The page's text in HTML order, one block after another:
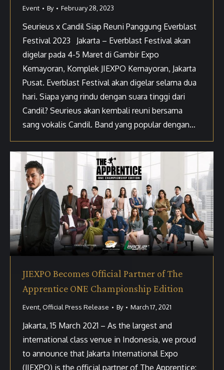
Event By February 28, 2023
Seurieus x Candil Siap Reuni Panggung Everblast
Festival 2023 Jakarta – Everblast Festival akan
digelar pada 4-5 Maret di Gambir Expo
Kemayoran, Komplek JIEXPO Kemayoran, Jakarta
Pusat. Everblast Festival akan digelar selama dua
hari. Siapa yang rindu dengan suara tinggi dari
Candil? Seurieus akan kembali reuni bersama
sang vokalis Candil. Band yang popular dengan…
JIEXPO Becomes Official Partner of The
Apprentice ONE Championship Edition
Event Official Press Release By March 17, 2021
Jakarta, 15 March 2021 – As the largest and
international class venue in Indonesia, we proud
to announce that Jakarta International Expo
(JIEXPO) is the official partner of The Apprentice: